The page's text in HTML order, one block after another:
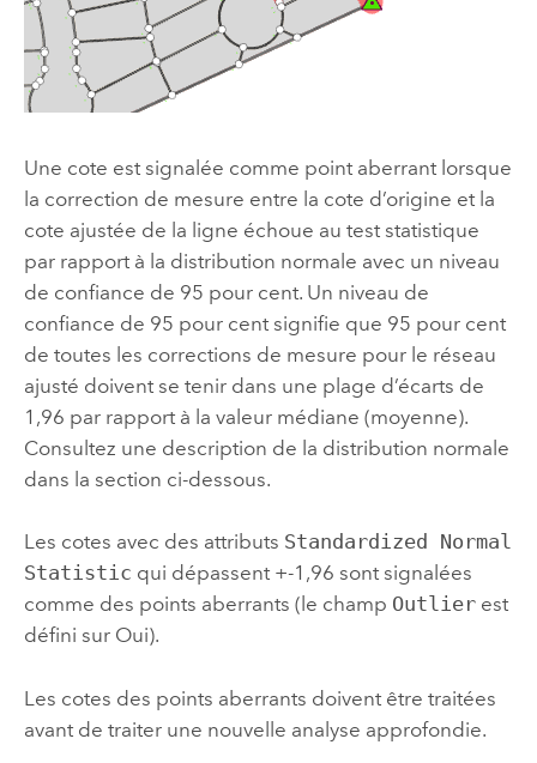
Une cote est signalée comme point aberrant lorsque
la correction de mesure entre la cote d’origine et la
cote ajustée de la ligne échoue au test statistique
par rapport à la distribution normale avec un niveau
de confiance de 95 pour cent. Un niveau de
confiance de 95 pour cent signifie que 95 pour cent
de toutes les corrections de mesure pour le réseau
ajusté doivent se tenir dans une plage d’écarts de
1,96 par rapport à la valeur médiane (moyenne).
Consultez une description de la distribution normale
dans la section ci-dessous.
Les cotes avec des attributs Standardized Normal
Statistic qui dépassent +-1,96 sont signalées
comme des points aberrants (le champ Outlierest
défini sur Oui).
Les cotes des points aberrants doivent être traitées
avant de traiter une nouvelle analyse approfondie.